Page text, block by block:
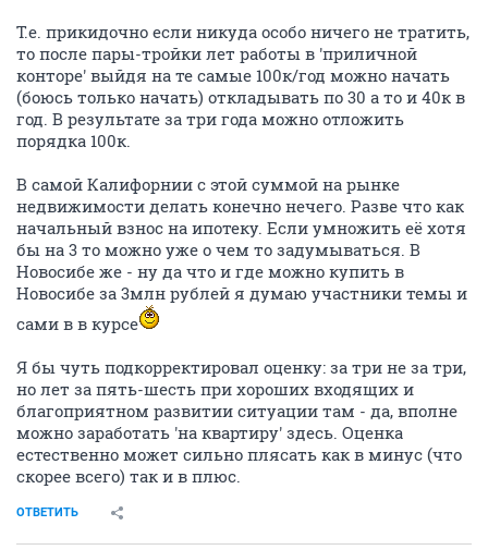
Т.е. прикидочно если никуда особо ничего не тратить,
то после пары-тройки лет работы в 'приличной
конторе' выйдя на те самые 100к/год можно начать
(боюсь только начать) откладывать по 30 а то и 40к в
год. В результате за три года можно отложить
порядка 100к.
В самой Калифорнии с этой суммой на рынке
недвижимости делать конечно нечего. Разве что как
начальный взнос на ипотеку. Если умножить её хотя
бы на 3 то можно уже о чем то задумываться. В
Новосибе же - ну да что и где можно купить в
Новосибе за 3млн рублей я думаю участники темы и
сами в в курсе
Я бы чуть подкорректировал оценку: за три не за три,
но лет за пять-шесть при хороших входящих и
благоприятном развитии ситуации там - да, вполне
можно заработать 'на квартиру' здесь. Оценка
естественно может сильно плясать как в минус (что
скорее всего) так и в плюс.
ОТВЕТИТЬ